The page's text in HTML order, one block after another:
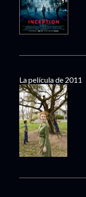
La película de 2011